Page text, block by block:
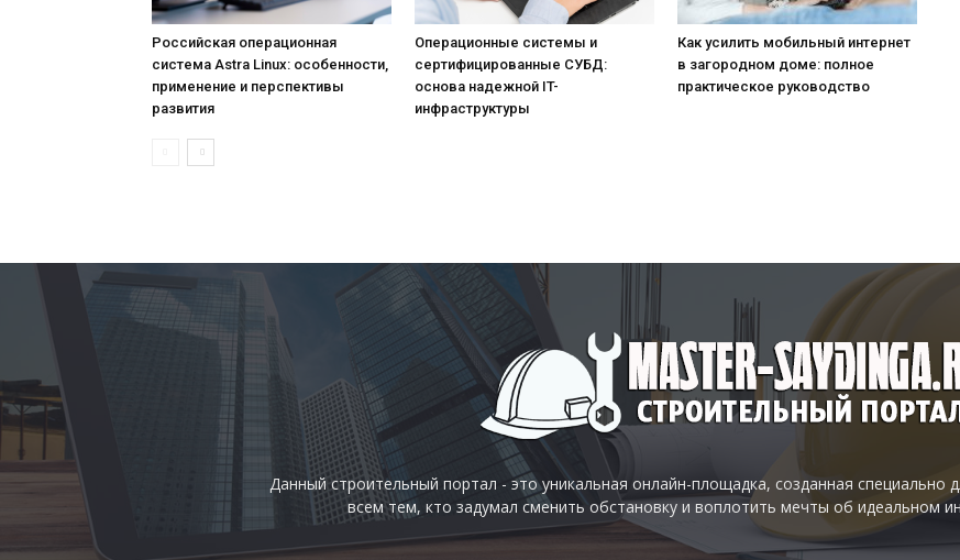
Российская операционная
система Astra Linux: особенности,
применение и перспективы
развития
Операционные системы и
сертифицированные СУБД:
основа надежной IT-
инфраструктуры
Как усилить мобильный интернет
в загородном доме: полное
практическое руководство
Данный строительный портал - это уникальная онлайн-площадка, созданная специально
всем тем, кто задумал сменить обстановку и воплотить мечты об идеальном